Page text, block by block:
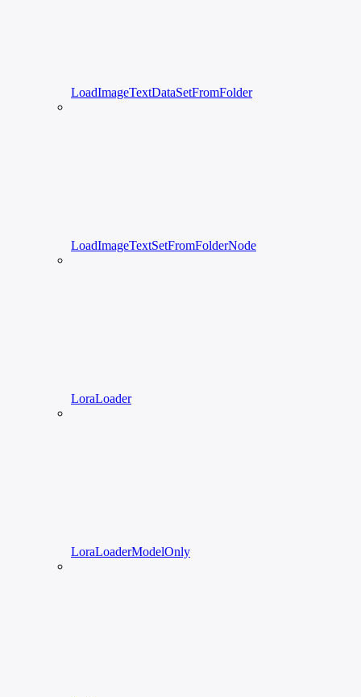
LoadImageTextDataSetFromFolder
LoadImageTextSetFromFolderNode
LoraLoader
LoraLoaderModelOnly